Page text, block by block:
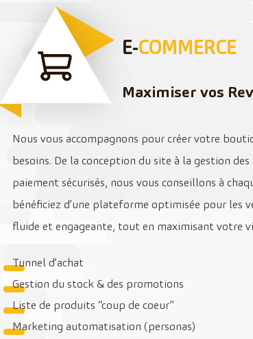
E-COMMERCE
Maximiser vos
Nous vous accompagnons pour créer votre
besoins. De la conception du site à la gestion
paiement sécurisés, nous vous conseillons à
bénéficiez d’une plateforme optimisée pour les
fluide et engageante, tout en maximisant votre
Tunnel d’achat
Gestion du stock & des promotions
Liste de produits “coup de coeur”
Marketing automatisation (personas)